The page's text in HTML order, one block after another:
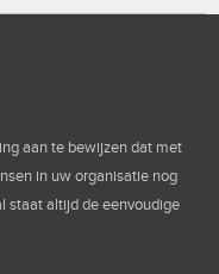
aan te bewijzen dat met
in uw organisatie nog
staat altijd de eenvoudige